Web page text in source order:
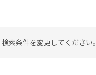
索条件を変更してください。